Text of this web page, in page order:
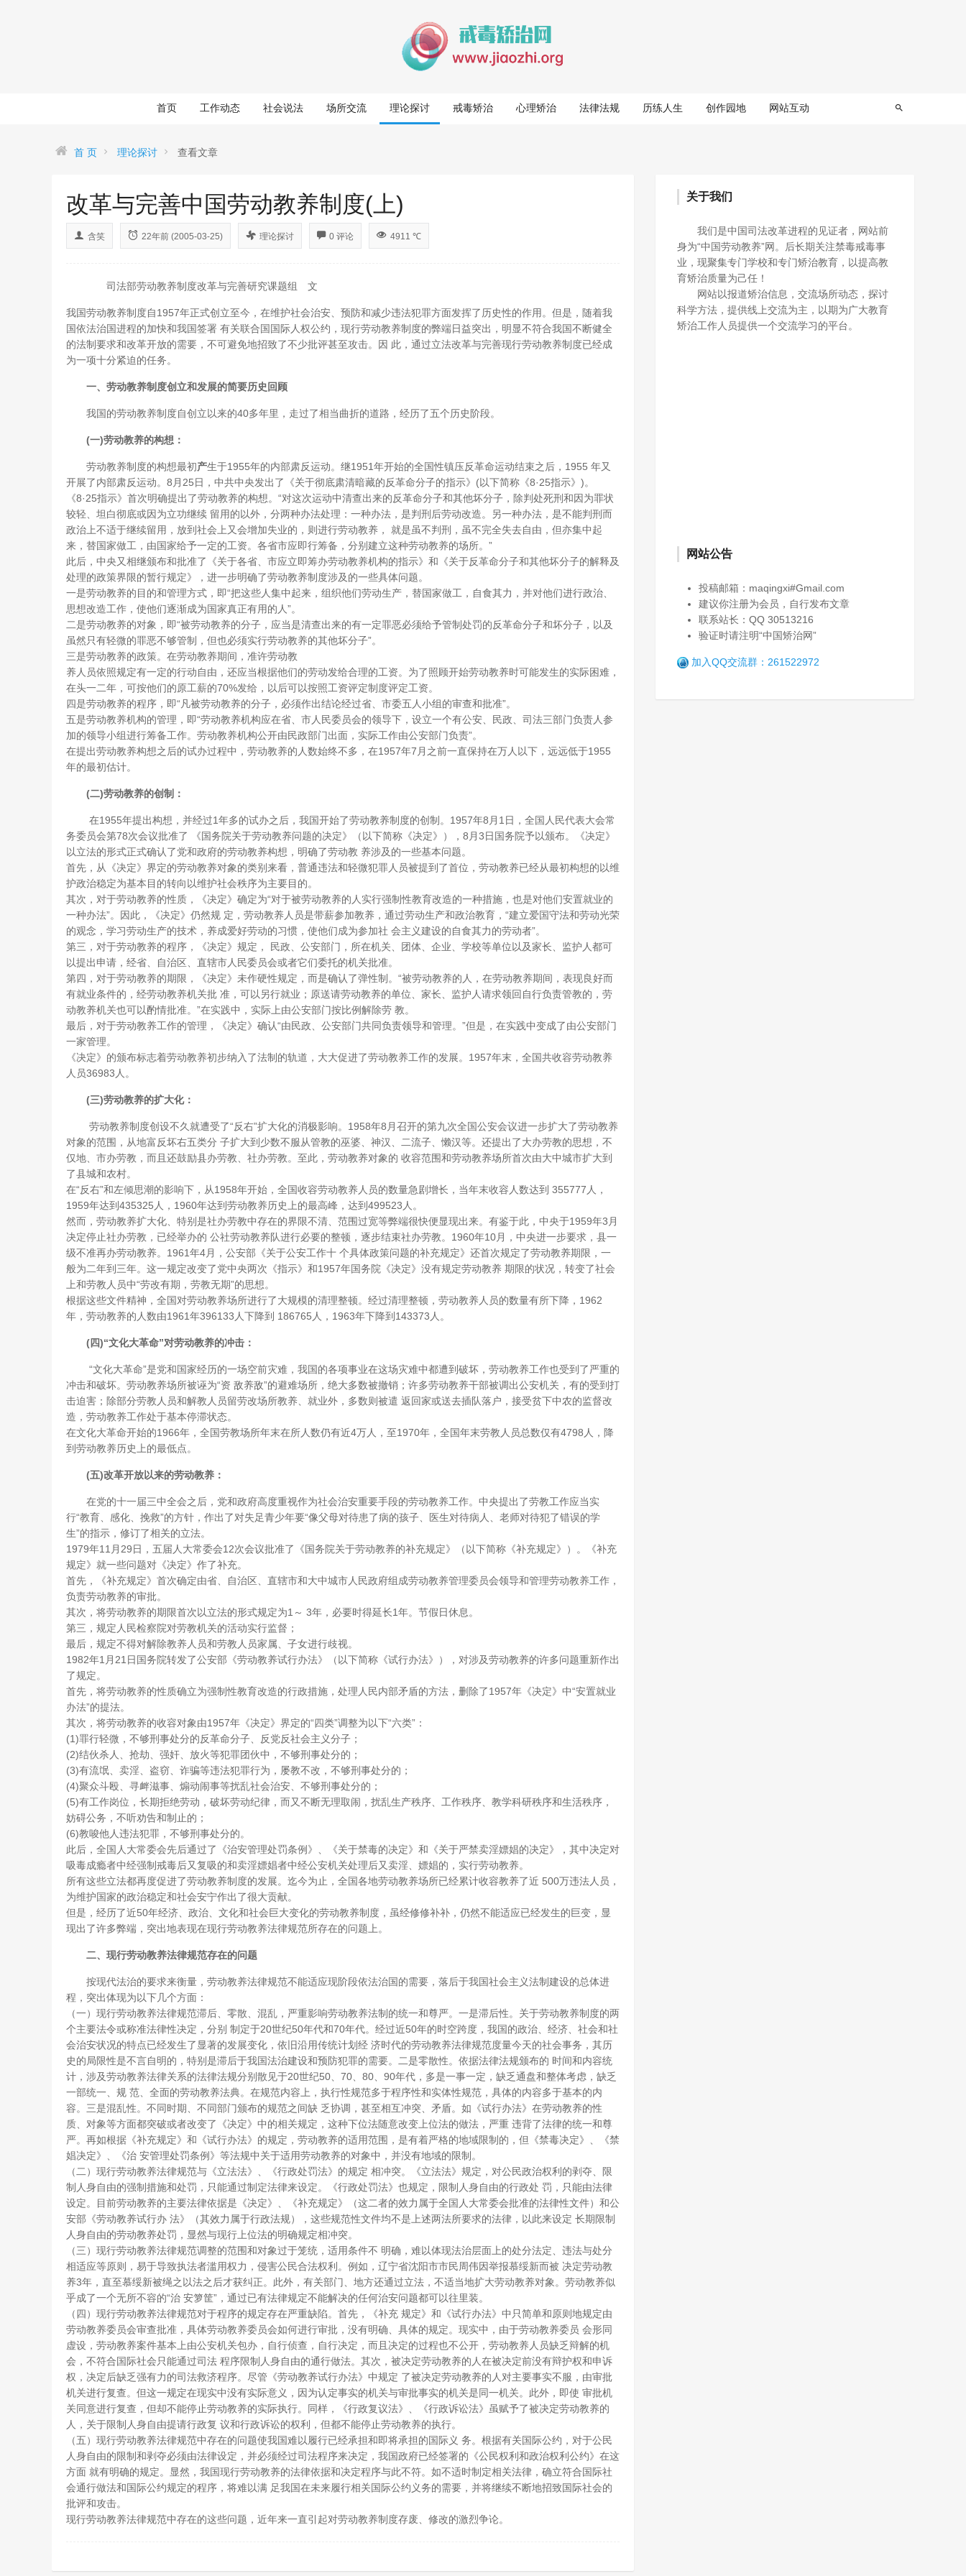
首页 工作动态 社会说法 场所交流 理论探讨 戒毒矫治 心理矫治 法律法规 历练人生 创作园地 网站互动
首 页 理论探讨 查看文章
改革与完善中国劳动教养制度(上)
含笑 22年前 (2005-03-25) 理论探讨 0 评论 4911 ℃
司法部劳动教养制度改革与完善研究课题组 文
我国劳动教养制度自1957年正式创立至今，在维护社会治安、预防和减少违法犯罪方面发挥了历史性的作用。但是，随着我
国依法治国进程的加快和我国签署 有关联合国国际人权公约，现行劳动教养制度的弊端日益突出，明显不符合我国不断健全
的法制要求和改革开放的需要，不可避免地招致了不少批评甚至攻击。因 此，通过立法改革与完善现行劳动教养制度已经成
为一项十分紧迫的任务。
一、劳动教养制度创立和发展的简要历史回顾
我国的劳动教养制度自创立以来的40多年里，走过了相当曲折的道路，经历了五个历史阶段。
(一)劳动教养的构想：
劳动教养制度的构想最初产生于1955年的内部肃反运动。继1951年开始的全国性镇压反革命运动结束之后，1955 年又
开展了内部肃反运动。8月25日，中共中央发出了《关于彻底肃清暗藏的反革命分子的指示》(以下简称《8·25指示》)。
《8·25指示》首次明确提出了劳动教养的构想。“对这次运动中清查出来的反革命分子和其他坏分子，除判处死刑和因为罪状
较轻、坦白彻底或因为立功继续 留用的以外，分两种办法处理：一种办法，是判刑后劳动改造。另一种办法，是不能判刑而
政治上不适于继续留用，放到社会上又会增加失业的，则进行劳动教养， 就是虽不判刑，虽不完全失去自由，但亦集中起
来，替国家做工，由国家给予一定的工资。各省市应即行筹备，分别建立这种劳动教养的场所。”
此后，中央又相继颁布和批准了《关于各省、市应立即筹办劳动教养机构的指示》和《关于反革命分子和其他坏分子的解释及
处理的政策界限的暂行规定》，进一步明确了劳动教养制度涉及的一些具体问题。
一是劳动教养的目的和管理方式，即“把这些人集中起来，组织他们劳动生产，替国家做工，自食其力，并对他们进行政治、
思想改造工作，使他们逐渐成为国家真正有用的人”。
二是劳动教养的对象，即“被劳动教养的分子，应当是清查出来的有一定罪恶必须给予管制处罚的反革命分子和坏分子，以及
虽然只有轻微的罪恶不够管制，但也必须实行劳动教养的其他坏分子”。
三是劳动教养的政策。在劳动教养期间，准许劳动教
养人员依照规定有一定的行动自由，还应当根据他们的劳动发给合理的工资。为了照顾开始劳动教养时可能发生的实际困难，
在头一二年，可按他们的原工薪的70%发给，以后可以按照工资评定制度评定工资。
四是劳动教养的程序，即“凡被劳动教养的分子，必须作出结论经过省、市委五人小组的审查和批准”。
五是劳动教养机构的管理，即“劳动教养机构应在省、市人民委员会的领导下，设立一个有公安、民政、司法三部门负责人参
加的领导小组进行筹备工作。劳动教养机构公开由民政部门出面，实际工作由公安部门负责”。
在提出劳动教养构想之后的试办过程中，劳动教养的人数始终不多，在1957年7月之前一直保持在万人以下，远远低于1955
年的最初估计。
(二)劳动教养的创制：
在1955年提出构想，并经过1年多的试办之后，我国开始了劳动教养制度的创制。1957年8月1日，全国人民代表大会常
务委员会第78次会议批准了 《国务院关于劳动教养问题的决定》（以下简称《决定》），8月3日国务院予以颁布。《决定》
以立法的形式正式确认了党和政府的劳动教养构想，明确了劳动教 养涉及的一些基本问题。
首先，从《决定》界定的劳动教养对象的类别来看，普通违法和轻微犯罪人员被提到了首位，劳动教养已经从最初构想的以维
护政治稳定为基本目的转向以维护社会秩序为主要目的。
其次，对于劳动教养的性质，《决定》确定为“对于被劳动教养的人实行强制性教育改造的一种措施，也是对他们安置就业的
一种办法”。因此，《决定》仍然规 定，劳动教养人员是带薪参加教养，通过劳动生产和政治教育，“建立爱国守法和劳动光荣
的观念，学习劳动生产的技术，养成爱好劳动的习惯，使他们成为参加社 会主义建设的自食其力的劳动者”。
第三，对于劳动教养的程序，《决定》规定， 民政、公安部门，所在机关、团体、企业、学校等单位以及家长、监护人都可
以提出申请，经省、自治区、直辖市人民委员会或者它们委托的机关批准。
第四，对于劳动教养的期限，《决定》未作硬性规定，而是确认了弹性制。“被劳动教养的人，在劳动教养期间，表现良好而
有就业条件的，经劳动教养机关批 准，可以另行就业；原送请劳动教养的单位、家长、监护人请求领回自行负责管教的，劳
动教养机关也可以酌情批准。”在实践中，实际上由公安部门按比例解除劳 教。
最后，对于劳动教养工作的管理，《决定》确认“由民政、公安部门共同负责领导和管理。”但是，在实践中变成了由公安部门
一家管理。
《决定》的颁布标志着劳动教养初步纳入了法制的轨道，大大促进了劳动教养工作的发展。1957年末，全国共收容劳动教养
人员36983人。
(三)劳动教养的扩大化：
劳动教养制度创设不久就遭受了“反右”扩大化的消极影响。1958年8月召开的第九次全国公安会议进一步扩大了劳动教养
对象的范围，从地富反坏右五类分 子扩大到少数不服从管教的巫婆、神汉、二流子、懒汉等。还提出了大办劳教的思想，不
仅地、市办劳教，而且还鼓励县办劳教、社办劳教。至此，劳动教养对象的 收容范围和劳动教养场所首次由大中城市扩大到
了县城和农村。
在“反右”和左倾思潮的影响下，从1958年开始，全国收容劳动教养人员的数量急剧增长，当年末收容人数达到 355777人，
1959年达到435325人，1960年达到劳动教养历史上的最高峰，达到499523人。
然而，劳动教养扩大化、特别是社办劳教中存在的界限不清、范围过宽等弊端很快便显现出来。有鉴于此，中央于1959年3月
决定停止社办劳教，已经举办的 公社劳动教养队进行必要的整顿，逐步结束社办劳教。1960年10月，中央进一步要求，县一
级不准再办劳动教养。1961年4月，公安部《关于公安工作十 个具体政策问题的补充规定》还首次规定了劳动教养期限，一
般为二年到三年。这一规定改变了党中央两次《指示》和1957年国务院《决定》没有规定劳动教养 期限的状况，转变了社会
上和劳教人员中“劳改有期，劳教无期”的思想。
根据这些文件精神，全国对劳动教养场所进行了大规模的清理整顿。经过清理整顿，劳动教养人员的数量有所下降，1962
年，劳动教养的人数由1961年396133人下降到 186765人，1963年下降到143373人。
(四)“文化大革命”对劳动教养的冲击：
“文化大革命”是党和国家经历的一场空前灾难，我国的各项事业在这场灾难中都遭到破坏，劳动教养工作也受到了严重的
冲击和破坏。劳动教养场所被诬为“资 敌养敌”的避难场所，绝大多数被撤销；许多劳动教养干部被调出公安机关，有的受到打
击迫害；除部分劳教人员和解教人员留劳改场所教养、就业外，多数则被遣 返回家或送去插队落户，接受贫下中农的监督改
造，劳动教养工作处于基本停滞状态。
在文化大革命开始的1966年，全国劳教场所年末在所人数仍有近4万人，至1970年，全国年末劳教人员总数仅有4798人，降
到劳动教养历史上的最低点。
(五)改革开放以来的劳动教养：
在党的十一届三中全会之后，党和政府高度重视作为社会治安重要手段的劳动教养工作。中央提出了劳教工作应当实
行“教育、感化、挽救”的方针，作出了对失足青少年要“像父母对待患了病的孩子、医生对待病人、老师对待犯了错误的学
生”的指示，修订了相关的立法。
1979年11月29日，五届人大常委会12次会议批准了《国务院关于劳动教养的补充规定》（以下简称《补充规定》）。《补充
规定》就一些问题对《决定》作了补充。
首先，《补充规定》首次确定由省、自治区、直辖市和大中城市人民政府组成劳动教养管理委员会领导和管理劳动教养工作，
负责劳动教养的审批。
其次，将劳动教养的期限首次以立法的形式规定为1～ 3年，必要时得延长1年。节假日休息。
第三，规定人民检察院对劳教机关的活动实行监督；
最后，规定不得对解除教养人员和劳教人员家属、子女进行歧视。
1982年1月21日国务院转发了公安部《劳动教养试行办法》（以下简称《试行办法》），对涉及劳动教养的许多问题重新作出
了规定。
首先，将劳动教养的性质确立为强制性教育改造的行政措施，处理人民内部矛盾的方法，删除了1957年《决定》中“安置就业
办法”的提法。
其次，将劳动教养的收容对象由1957年《决定》界定的“四类”调整为以下“六类”：
(1)罪行轻微，不够刑事处分的反革命分子、反党反社会主义分子；
(2)结伙杀人、抢劫、强奸、放火等犯罪团伙中，不够刑事处分的；
(3)有流氓、卖淫、盗窃、诈骗等违法犯罪行为，屡教不改，不够刑事处分的；
(4)聚众斗殴、寻衅滋事、煽动闹事等扰乱社会治安、不够刑事处分的；
(5)有工作岗位，长期拒绝劳动，破坏劳动纪律，而又不断无理取闹，扰乱生产秩序、工作秩序、教学科研秩序和生活秩序，
妨碍公务，不听劝告和制止的；
(6)教唆他人违法犯罪，不够刑事处分的。
此后，全国人大常委会先后通过了《治安管理处罚条例》、《关于禁毒的决定》和《关于严禁卖淫嫖娼的决定》，其中决定对
吸毒成瘾者中经强制戒毒后又复吸的和卖淫嫖娼者中经公安机关处理后又卖淫、嫖娼的，实行劳动教养。
所有这些立法都再度促进了劳动教养制度的发展。迄今为止，全国各地劳动教养场所已经累计收容教养了近 500万违法人员，
为维护国家的政治稳定和社会安宁作出了很大贡献。
但是，经历了近50年经济、政治、文化和社会巨大变化的劳动教养制度，虽经修修补补，仍然不能适应已经发生的巨变，显
现出了许多弊端，突出地表现在现行劳动教养法律规范所存在的问题上。
二、现行劳动教养法律规范存在的问题
按现代法治的要求来衡量，劳动教养法律规范不能适应现阶段依法治国的需要，落后于我国社会主义法制建设的总体进
程，突出体现为以下几个方面：
（一）现行劳动教养法律规范滞后、零散、混乱，严重影响劳动教养法制的统一和尊严。一是滞后性。关于劳动教养制度的两
个主要法令或称准法律性决定，分别 制定于20世纪50年代和70年代。经过近50年的时空跨度，我国的政治、经济、社会和社
会治安状况的特点已经发生了显著的发展变化，依旧沿用传统计划经 济时代的劳动教养法律规范度量今天的社会事务，其历
史的局限性是不言自明的，特别是滞后于我国法治建设和预防犯罪的需要。二是零散性。依据法律法规颁布的 时间和内容统
计，涉及劳动教养法律关系的法律法规分别散见于20世纪50、70、80、90年代，多是一事一定，缺乏通盘和整体考虑，缺乏
一部统一、规 范、全面的劳动教养法典。在规范内容上，执行性规范多于程序性和实体性规范，具体的内容多于基本的内
容。三是混乱性。不同时期、不同部门颁布的规范之间缺 乏协调，甚至相互冲突、矛盾。如《试行办法》在劳动教养的性
质、对象等方面都突破或者改变了《决定》中的相关规定，这种下位法随意改变上位法的做法，严重 违背了法律的统一和尊
严。再如根据《补充规定》和《试行办法》的规定，劳动教养的适用范围，是有着严格的地域限制的，但《禁毒决定》、《禁
娼决定》、《治 安管理处罚条例》等法规中关于适用劳动教养的对象中，并没有地域的限制。
（二）现行劳动教养法律规范与《立法法》、《行政处罚法》的规定 相冲突。《立法法》规定，对公民政治权利的剥夺、限
制人身自由的强制措施和处罚，只能通过制定法律来设定。《行政处罚法》也规定，限制人身自由的行政处 罚，只能由法律
设定。目前劳动教养的主要法律依据是《决定》、《补充规定》（这二者的效力属于全国人大常委会批准的法律性文件）和公
安部《劳动教养试行办 法》（其效力属于行政法规），这些规范性文件均不是上述两法所要求的法律，以此来设定 长期限制
人身自由的劳动教养处罚，显然与现行上位法的明确规定相冲突。
（三）现行劳动教养法律规范调整的范围和对象过于笼统，适用条件不 明确，难以体现法治层面上的处分法定、违法与处分
相适应等原则，易于导致执法者滥用权力，侵害公民合法权利。例如，辽宁省沈阳市市民周伟因举报慕绥新而被 决定劳动教
养3年，直至慕绥新被绳之以法之后才获纠正。此外，有关部门、地方还通过立法，不适当地扩大劳动教养对象。劳动教养似
乎成了一个无所不容的“治 安箩筐”，通过已有法律规定不能解决的任何治安问题都可以往里装。
（四）现行劳动教养法律规范对于程序的规定存在严重缺陷。首先，《补充 规定》和《试行办法》中只简单和原则地规定由
劳动教养委员会审查批准，具体劳动教养委员会如何进行审批，没有明确、具体的规定。现实中，由于劳动教养委员 会形同
虚设，劳动教养案件基本上由公安机关包办，自行侦查，自行决定，而且决定的过程也不公开，劳动教养人员缺乏辩解的机
会，不符合国际社会只能通过司法 程序限制人身自由的通行做法。其次，被决定劳动教养的人在被决定前没有辩护权和申诉
权，决定后缺乏强有力的司法救济程序。尽管《劳动教养试行办法》中规定 了被决定劳动教养的人对主要事实不服，由审批
机关进行复查。但这一规定在现实中没有实际意义，因为认定事实的机关与审批事实的机关是同一机关。此外，即使 审批机
关同意进行复查，但却不能停止劳动教养的实际执行。同样，《行政复议法》、《行政诉讼法》虽赋予了被决定劳动教养的
人，关于限制人身自由提请行政复 议和行政诉讼的权利，但都不能停止劳动教养的执行。
（五）现行劳动教养法律规范中存在的问题使我国难以履行已经承担和即将承担的国际义 务。根据有关国际公约，对于公民
人身自由的限制和剥夺必须由法律设定，并必须经过司法程序来决定，我国政府已经签署的《公民权利和政治权利公约》在这
方面 就有明确的规定。显然，我国现行劳动教养的法律依据和决定程序与此不符。如不适时制定相关法律，确立符合国际社
会通行做法和国际公约规定的程序，将难以满 足我国在未来履行相关国际公约义务的需要，并将继续不断地招致国际社会的
批评和攻击。
现行劳动教养法律规范中存在的这些问题，近年来一直引起对劳动教养制度存废、修改的激烈争论。
关于我们
我们是中国司法改革进程的见证者，网站前
身为“中国劳动教养”网。后长期关注禁毒戒毒事
业，现聚集专门学校和专门矫治教育，以提高教
育矫治质量为己任！
网站以报道矫治信息，交流场所动态，探讨
科学方法，提供线上交流为主，以期为广大教育
矫治工作人员提供一个交流学习的平台。
网站公告
投稿邮箱：maqingxi#Gmail.com
建议你注册为会员，自行发布文章
联系站长：QQ 30513216
验证时请注明“中国矫治网”
加入QQ交流群：261522972